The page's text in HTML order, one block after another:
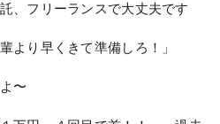
、フリーランスで大丈夫です
より早くきて準備しろ！」
〜